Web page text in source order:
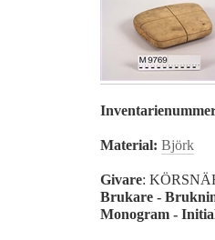
Material: Björk
Givare:
Brukare -
Monogram -